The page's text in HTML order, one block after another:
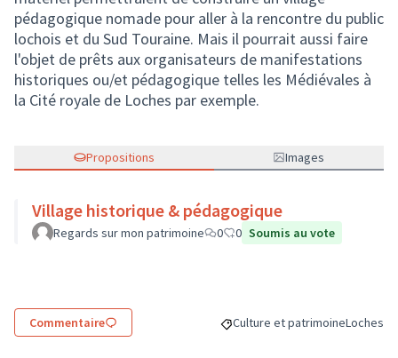
pédagogique nomade pour aller à la rencontre du public
lochois et du Sud Touraine. Mais il pourrait aussi faire
l'objet de prêts aux organisateurs de manifestations
historiques ou/et pédagogique telles les Médiévales à
la Cité royale de Loches par exemple.
Propositions Images
Village historique & pédagogique
Regards sur mon patrimoine 0 0 Soumis au vote
Commentaire Filtrer les résultats de la
Culture et patrimoineFiltrer
Loches